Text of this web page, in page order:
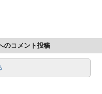
コメント投稿